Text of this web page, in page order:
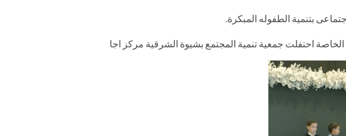
بتنمية الطفوله المبكرة.
احتفلت جمعية تنمية المجتمع بشيوة الشرقية مركز اجا